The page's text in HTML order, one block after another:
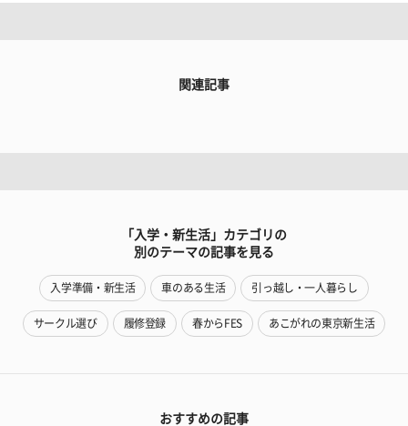
関連記事
「入学・新生活」カテゴリの
別のテーマの記事を見る
入学準備・新生活 車のある生活 引っ越し・一人暮らし
サークル選び 履修登録 春からFES あこがれの東京新生活
おすすめの記事